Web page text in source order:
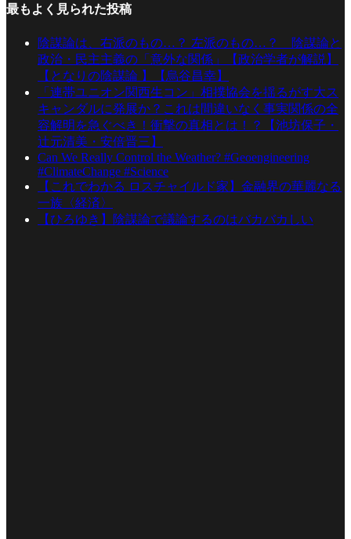
最もよく見られた投稿
陰謀論は、右派のもの…？ 左派のもの…？ 陰謀論と
政治・民主主義の「意外な関係」【政治学者が解説】
【となりの陰謀論 】【烏谷昌幸】
「連帯ユニオン関西生コン」相撲協会を揺るがす大ス
キャンダルに発展か？これは間違いなく事実関係の全
容解明を急ぐべき！衝撃の真相とは！？【池坊保子・
辻元清美・安倍晋三】
Can We Really Control the Weather? #Geoengineering
#ClimateChange #Science
【これでわかる ロスチャイルド家】金融界の華麗なる
一族〈経済〉
【ひろゆき】陰謀論で議論するのはバカバカしい